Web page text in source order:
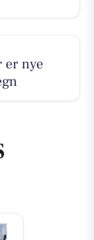
er nye